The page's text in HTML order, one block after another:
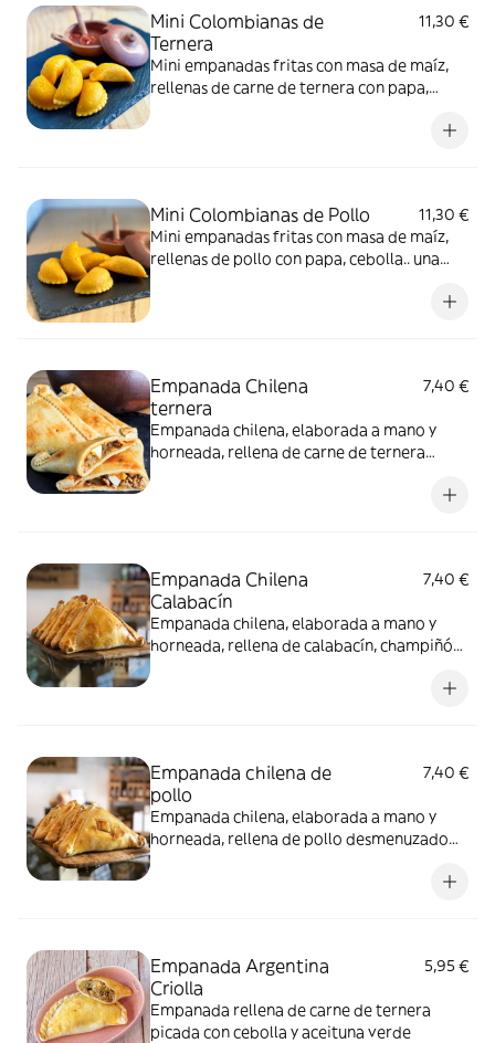
Mini Colombianas de
Ternera
11,30 €
Mini empanadas fritas con masa de maíz,
rellenas de carne de ternera con papa,
Mini Colombianas de Pollo
11,30 €
Mini empanadas fritas con masa de maíz,
rellenas de pollo con papa, cebolla.. una
Empanada Chilena
ternera
7,40 €
Empanada chilena, elaborada a mano y
horneada, rellena de carne de ternera
Empanada Chilena
Calabacín
7,40 €
Empanada chilena, elaborada a mano y
horneada, rellena de calabacín, champiñón
Empanada chilena de
pollo
7,40 €
Empanada chilena, elaborada a mano y
horneada, rellena de pollo desmenuzado
Empanada Argentina
Criolla
5,95 €
Empanada rellena de carne de ternera
picada con cebolla y aceituna verde